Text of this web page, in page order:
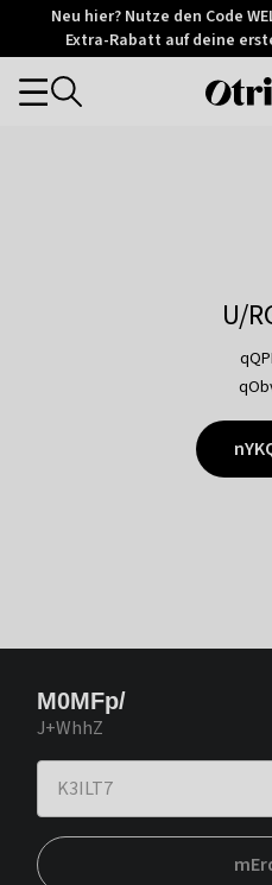
Otrium
Trustpilot
Neu hier? Nutze den Code
Extra-Rabatt auf deine
Categories
U/
M0MFp/
J+WhhZ